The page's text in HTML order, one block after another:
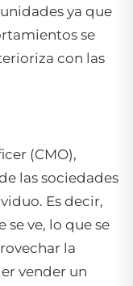
ya que
se
con las
(CMO),
las sociedades
Es decir,
ve, lo que se
la
vender un